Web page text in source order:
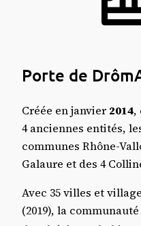
Office du
Où dormir ?
Porte de
Créée en janvier 2014,
4 anciennes entités,
communes Rhône-
Galaure et des 4
Avec 35 villes et
(2019), la